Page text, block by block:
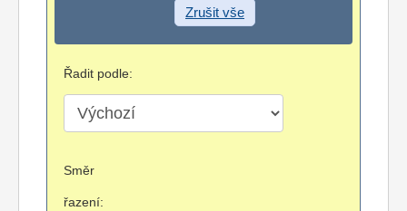
Zrušit vše
Řadit podle:
Směr
řazení: